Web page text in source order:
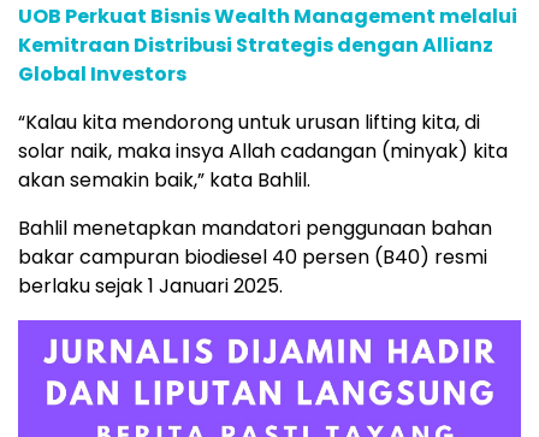
UOB Perkuat Bisnis Wealth Management melalui
Kemitraan Distribusi Strategis dengan Allianz
Global Investors
“Kalau kita mendorong untuk urusan lifting kita, di
solar naik, maka insya Allah cadangan (minyak) kita
akan semakin baik,” kata Bahlil.
Bahlil menetapkan mandatori penggunaan bahan
bakar campuran biodiesel 40 persen (B40) resmi
berlaku sejak 1 Januari 2025.